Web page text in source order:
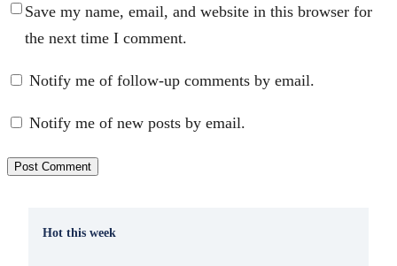
Save my name, email, and website in this browser for
the next time I comment.
Notify me of follow-up comments by email.
Notify me of new posts by email.
Hot this week